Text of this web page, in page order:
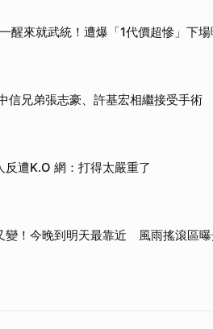
醒來就武統！遭爆「1代價超慘」下
信兄弟張志豪、許基宏相繼接受手術
遭K.O 網：打得太嚴重了
變！今晚到明天最靠近 風雨搖滾區